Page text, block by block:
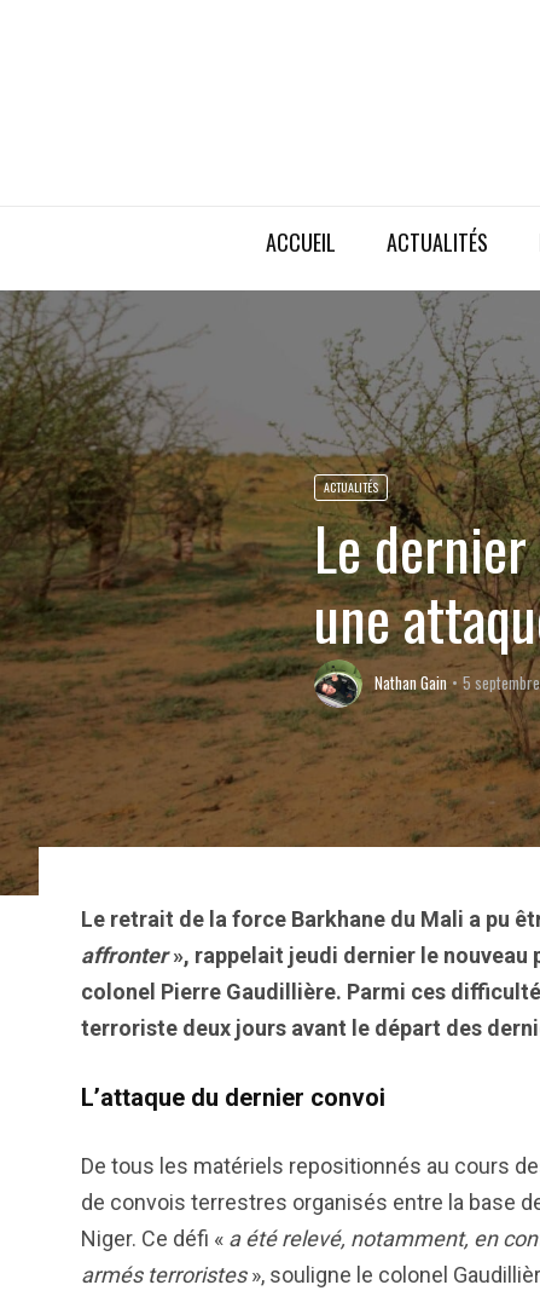
ACCUEIL ACTUALITÉS
ACTUALITÉS
Le
une
Nathan Gain 5
Le retrait de la force Barkhane du Mali a pu
affronter», rappelait jeudi dernier le nouveau
colonel Pierre Gaudillière. Parmi ces
terroriste deux jours avant le départ des
L’attaque du dernier convoi
De tous les matériels repositionnés au cours
de convois terrestres organisés entre la base
Niger. Ce défi « a été relevé, notamment, en
armés terroristes», souligne le colonel